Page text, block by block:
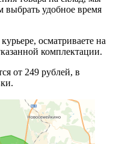
удобное время
осматриваете на
комплектации.
от 249 рублей, в